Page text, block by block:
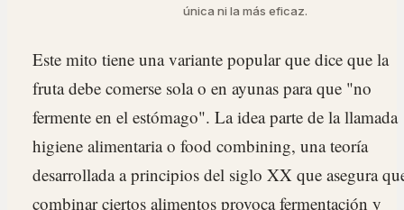
única ni la más eficaz.
Este mito tiene una variante popular que dice que la
fruta debe comerse sola o en ayunas para que "no
fermente en el estómago". La idea parte de la llamada
higiene alimentaria o food combining, una teoría
desarrollada a principios del siglo XX que asegura
combinar ciertos alimentos provoca fermentación y